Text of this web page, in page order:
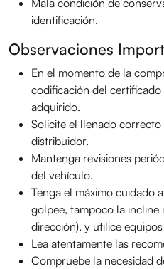
identificación.
Observaciones
En el momento de la
codificación del
adquirido.
Solicite el llenado
distribuidor.
Mantenga revisiones
del vehículo.
Tenga el máximo cuidado
golpee, tampoco la incline
dirección), y utilice
Lea atentamente las
Compruebe la necesidad